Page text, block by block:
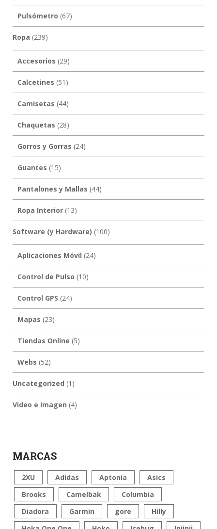
Pulsómetro (67)
Ropa (239)
Accesorios (29)
Calcetines (51)
Camisetas (44)
Chaquetas (28)
Gorros y Gorras (24)
Guantes (15)
Pantalones y Mallas (44)
Ropa Interior(13)
Software (y Hardware) (100)
Aplicaciones Móvil (24)
Control de Pulso (10)
Control GPS (24)
Mapas (23)
Tiendas Online (5)
Webs (52)
Uncategorized (1)
Video e Imagen (4)
MARCAS
2XU Adidas Aptonia
Asics
Brooks
Camelbak
Columbia
Diadora
Garmin gore
Hilly